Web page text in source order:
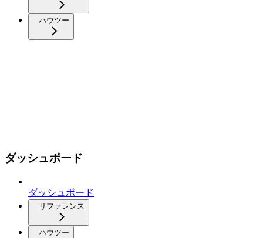
ハウツー
ダッシュボード
ダッシュボード
リファレンス
ハウツー